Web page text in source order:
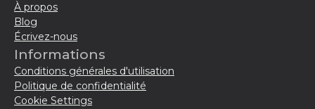
À propos
Blog
Écrivez-nous
Informations
Conditions générales d'utilisation
Politique de confidentialité
Cookie Settings